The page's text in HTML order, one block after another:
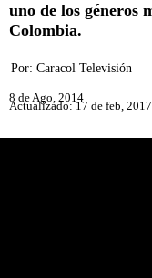
uno de los géneros
Colombia.
Por: Caracol Televisión
8 de Ago, 2014
Actualizado: 17 de feb, 2017